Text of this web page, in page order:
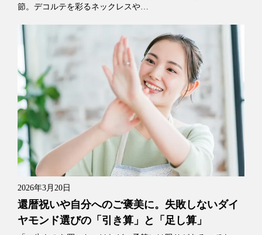
節。デコルテを彩るネックレスや…
2026年3月20日
還暦祝いや自分へのご褒美に。失敗しないダイ
ヤモンド選びの「引き算」と「足し算」